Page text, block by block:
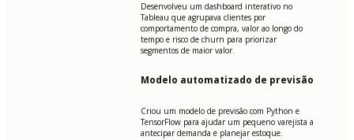
Desenvolveu um dashboard interativo no
Tableau que agrupava clientes por
comportamento de compra, valor ao longo do
tempo e risco de churn para priorizar
segmentos de maior valor.
Modelo automatizado de previsão
Criou um modelo de previsão com Python e
TensorFlow para ajudar um pequeno varejista a
antecipar demanda e planejar estoque.